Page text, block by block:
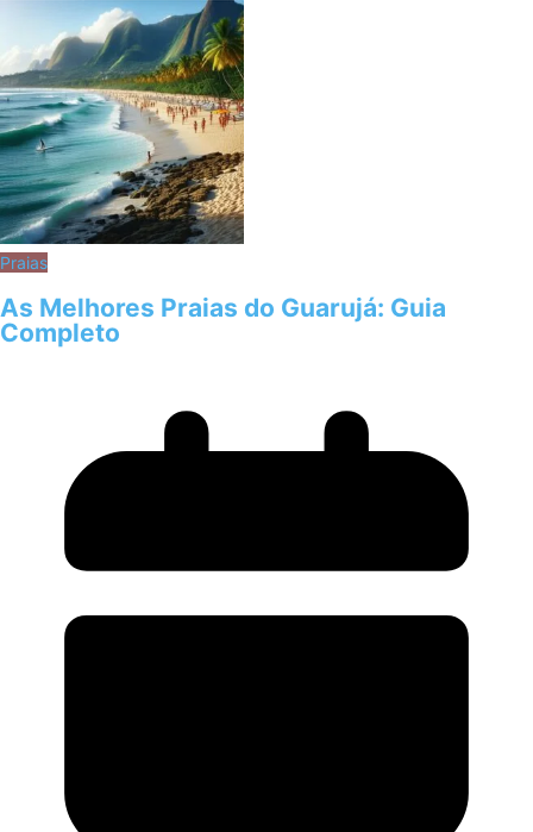
Praias
As Melhores Praias do Guarujá: Guia
Completo